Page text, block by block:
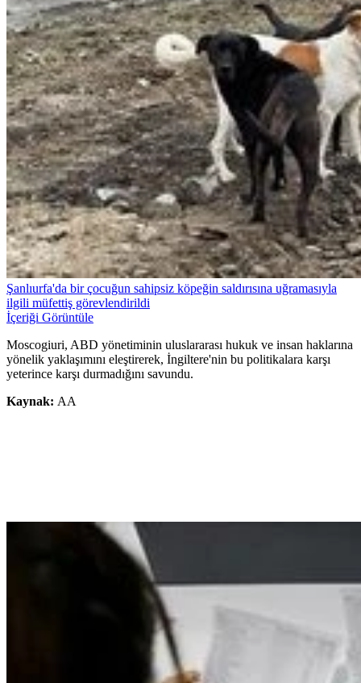
Şanlıurfa'da bir çocuğun sahipsiz köpeğin saldırısına uğramasıyla
ilgili müfettiş görevlendirildi
İçeriği Görüntüle
Moscogiuri, ABD yönetiminin uluslararası hukuk ve insan haklarına
yönelik yaklaşımını eleştirerek, İngiltere'nin bu politikalara karşı
yeterince karşı durmadığını savundu.
Kaynak: AA